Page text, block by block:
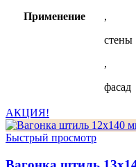
Применение
,
стены
,
фасад
АКЦИЯ!
Быстрый просмотр